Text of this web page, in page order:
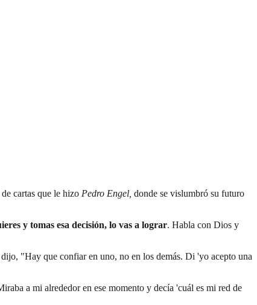
cartas que le hizo Pedro Engel, donde se vislumbró su futuro
y tomas esa decisión, lo vas a lograr. Habla con Dios y
"Hay que confiar en uno, no en los demás. Di 'yo acepto una
a mi alrededor en ese momento y decía 'cuál es mi red de